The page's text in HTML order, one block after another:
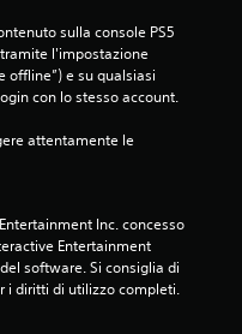
sulla console PS5
l'impostazione
offline”) e su qualsiasi
con lo stesso account.
attentamente le
Inc. concesso
Entertainment
software. Si consiglia di
i diritti di utilizzo completi.